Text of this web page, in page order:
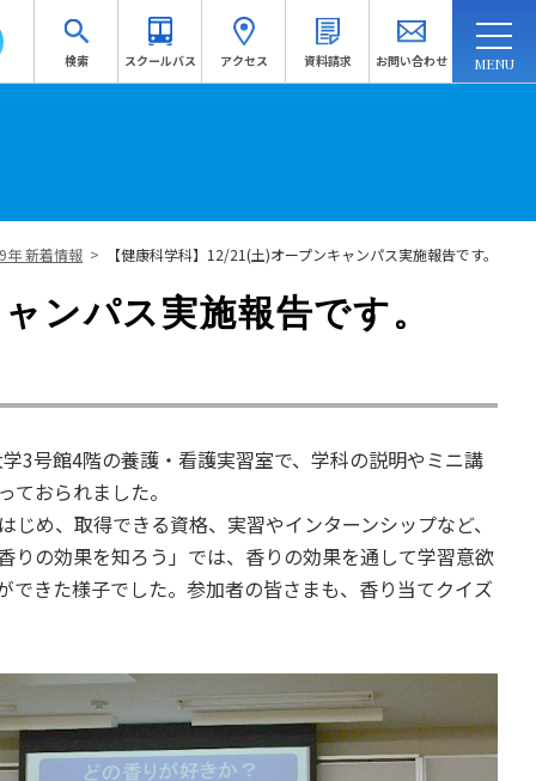
検索 スクールバス アクセス 資料請求 お問い合わせ
年 新着情報 > 【健康科学科】12/21(土)オープンキャンパス実施報告です。
ンパス実施報告です。
号館4階の養護・看護実習室で、学科の説明やミニ講
おられました。
め、取得できる資格、実習やインターンシップなど、
の効果を知ろう」では、香りの効果を通して学習意欲
きた様子でした。参加者の皆さまも、香り当てクイズ